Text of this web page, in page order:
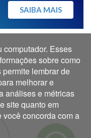
SAIBA MAIS
computador. Esses
sobre como
lembrar de
melhorar e
análises e métricas
site quanto em
concorda com a